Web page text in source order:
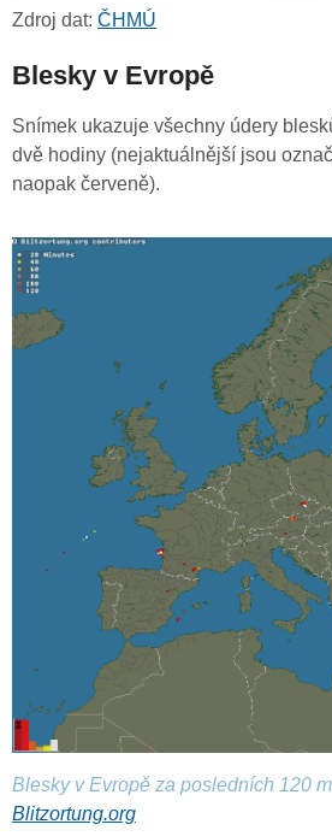
Zdroj dat: ČHMÚ
Blesky v Evropě
Snímek ukazuje všechny údery
dvě hodiny (nejaktuálnější jsou
naopak červeně).
Blesky v Evropě za posledních 120
Blitzortung.org